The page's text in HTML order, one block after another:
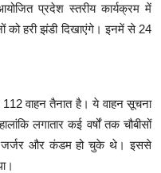
प्रदेश स्तरीय कार्यक्रम में
को हरी झंडी दिखाएंगे। इनमें से 24
वाहन तैनात है। ये वाहन सूचना
लगातार कई वर्षों तक चौबीसों
जर्जर और कंडम हो चुके थे। इससे